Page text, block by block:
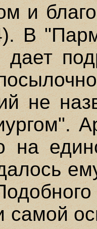
и
В
дает
не
на
самой